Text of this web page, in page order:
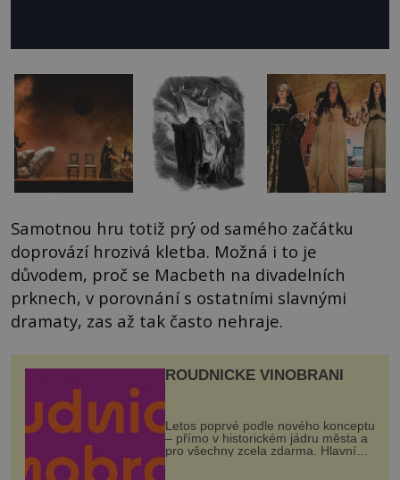
Samotnou hru totiž prý od samého začátku
doprovází hrozivá kletba. Možná i to je
důvodem, proč se Macbeth na divadelních
prknech, v porovnání s ostatními slavnými
dramaty, zas až tak často nehraje.
ROUDNICKÉ VINOBRANÍ
Letos poprvé podle nového konceptu
– přímo v historickém jádru města a
pro všechny zcela zdarma. Hlavní
program se odehraje na Karlově a